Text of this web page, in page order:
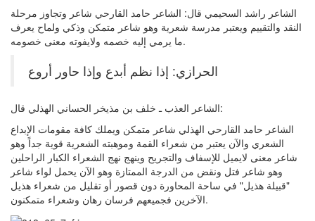
الشاعر راشد السحيمي قال: الشاعر حامد القارحي شاعر وتجاوز مرحلة
النقد والتقييم ويعتبر مدرسة شعرية وهو شاعر متمكن وذكي ولماح يعرف
ما يرمي إليه خصمه ولايفوته معنى خصومه.
الحرازي: إذا نظم أبدع وإذا حاور أروع
الشاعر العذب ـ خلف بن مذيخر الحساني الهذلي قال:
الشاعر حامد القارحي الهذلي شاعر متمكن ويملك كافة مقومات الإبداع
الشعري والآن يعتبر من شعراء القمة وموهبته الشعرية قوية جداً وهو
شاعر معنى لايميل للإسفاف والتجريح وينهج نهج الشعراء الكبار الراحلين
وهو شاعر فتل ونقض من الدرجة الممتازة وهو الآن يحمل لواء شاعر
"قبيلة هذيل" في ساحة المحاورة دون قصور أو تقليل من شعراء هذيل
الآخرين فجميعهم فرسان رهان وشعراء متمكنون.